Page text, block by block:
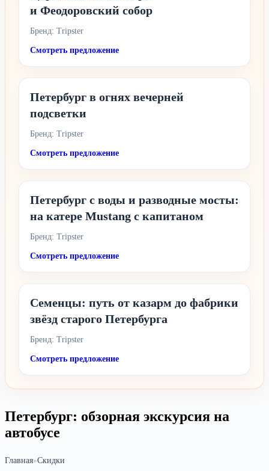
и Феодоровский собор
Бренд: Tripster
Смотреть предложение
Петербург в огнях вечерней
подсветки
Бренд: Tripster
Смотреть предложение
Петербург с воды и разводные мосты:
на катере Mustang с капитаном
Бренд: Tripster
Смотреть предложение
Семенцы: путь от казарм до фабрики
звёзд старого Петербурга
Бренд: Tripster
Смотреть предложение
Петербург: обзорная экскурсия на
автобусе
Главная»Скидки